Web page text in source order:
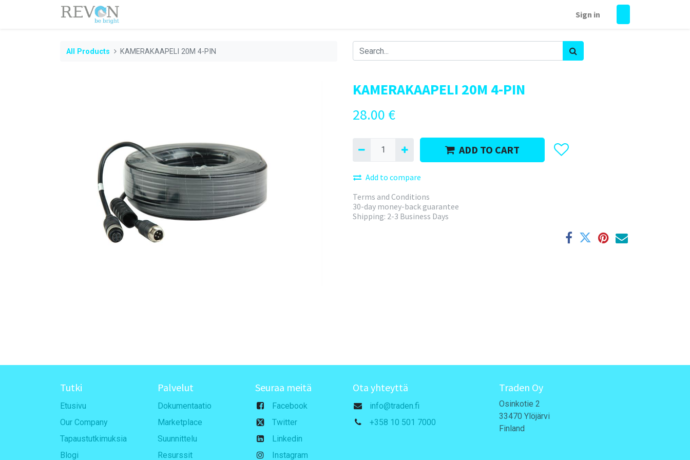
Sign in
All Products KAMERAKAAPELI 20M 4-PIN
KAMERAKAAPELI 20M 4-PIN
28.00 €
ADD TO CART
Add to compare
Terms and Conditions
30-day money-back guarantee
Shipping: 2-3 Business Days
Tutki
Etusivu
Our Company
Tapaustutkimuksia
Blogi
Palvelut
Dokumentaatio
Marketplace
Suunnittelu
Resurssit
Seuraa meitä
Facebook
Twitter
Linkedin
Instagram
Ota yhteyttä
info@traden.fi
+358 10 501 7000
Traden Oy
Osinkotie 2
33470 Ylöjärvi
Finland